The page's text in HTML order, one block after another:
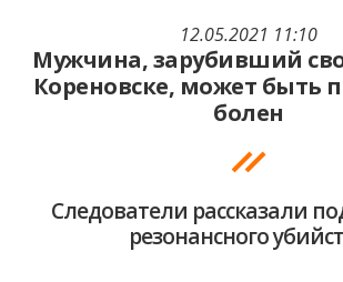
12.05.2021 11:10
Мужчина, зарубивший
Кореновске, может быть
болен
Следователи рассказали
резонансного